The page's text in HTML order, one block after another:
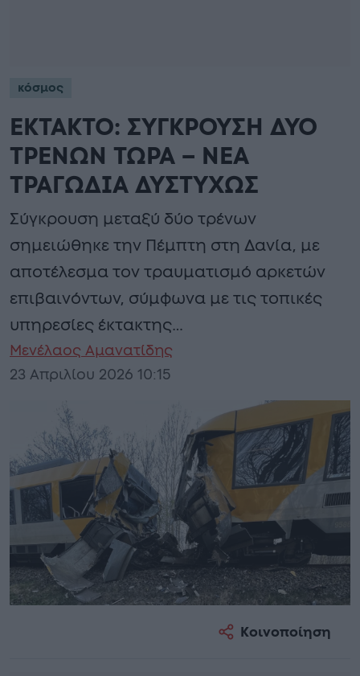
κόσμος
ΕΚΤΑΚΤΟ: ΣΥΓΚΡΟΥΣΗ ΔΥΟ
ΤΡΕΝΩΝ ΤΩΡΑ – ΝΕΑ
ΤΡΑΓΩΔΙΑ ΔΥΣΤΥΧΩΣ
Σύγκρουση μεταξύ δύο τρένων
σημειώθηκε την Πέμπτη στη Δανία, με
αποτέλεσμα τον τραυματισμό αρκετών
επιβαινόντων, σύμφωνα με τις τοπικές
υπηρεσίες έκτακτης…
Μενέλαος Αμανατίδης
23 Απριλίου 2026 10:15
Κοινοποίηση